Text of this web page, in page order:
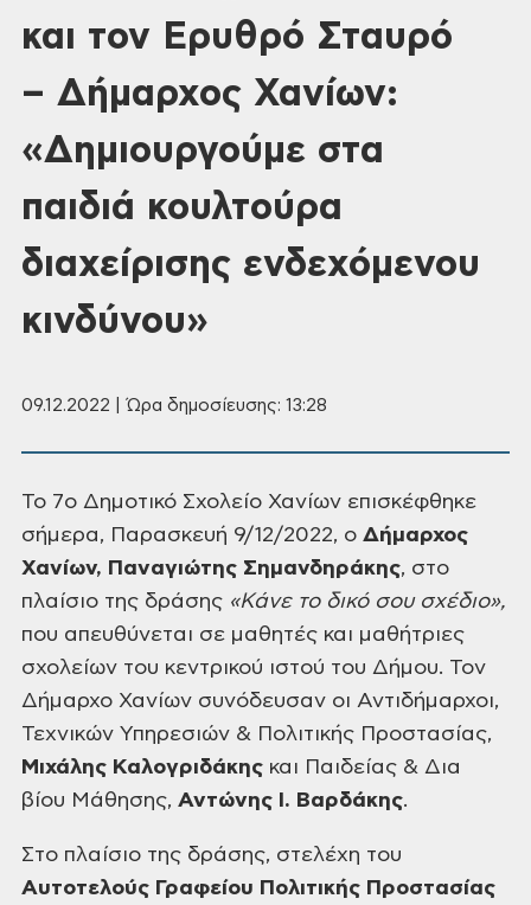
και τον Ερυθρό Σταυρό
– Δήμαρχος Χανίων:
«Δημιουργούμε στα
παιδιά κουλτούρα
διαχείρισης ενδεχόμενου
κινδύνου»
09.12.2022 | Ώρα δημοσίευσης: 13:28
Το 7ο Δημοτικό Σχολείο Χανίων επισκέφθηκε
σήμερα, Παρασκευή 9/12/2022, ο Δήμαρχος
Χανίων, Παναγιώτης Σημανδηράκης, στο
πλαίσιο της δράσης «Κάνε το δικό σου σχέδιο»,
που απευθύνεται σε μαθητές και μαθήτριες
σχολείων του κεντρικού ιστού του Δήμου. Τον
Δήμαρχο Χανίων συνόδευσαν οι Αντιδήμαρχοι,
Τεχνικών Υπηρεσιών & Πολιτικής Προστασίας,
Μιχάλης Καλογριδάκης και Παιδείας & Δια
βίου Μάθησης, Αντώνης Ι. Βαρδάκης.
Στο πλαίσιο της δράσης, στελέχη του
Αυτοτελούς Γραφείου Πολιτικής Προστασίας